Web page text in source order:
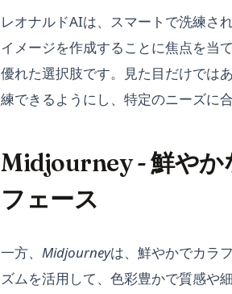
レオナルドAIは、スマートで洗練さ
イメージを作成することに焦点を当
優れた選択肢です。見た目だけでは
練できるようにし、特定のニーズに
Midjourney - 鮮やか
フェース
一方、 Midjourneyは、鮮やかでカラ
ズムを活用して、色彩豊かで質感や